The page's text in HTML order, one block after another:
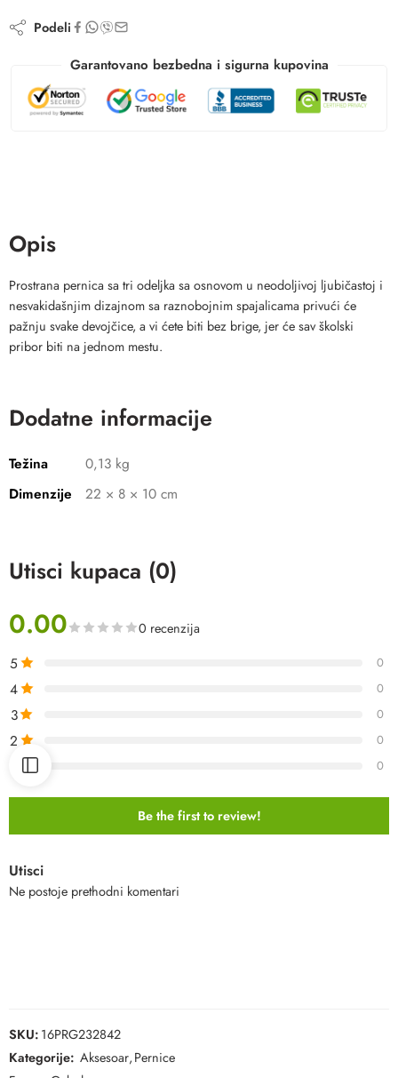
Podeli
Garantovano bezbedna i sigurna kupovina
Opis
Prostrana pernica sa tri odeljka sa osnovom u neodoljivoj ljubičastoj i
nesvakidašnjim dizajnom sa raznobojnim spajalicama privući će
pažnju svake devojčice, a vi ćete biti bez brige, jer će sav školski
pribor biti na jednom mestu.
Dodatne informacije
Težina
0,13 kg
Dimenzije
22 × 8 × 10 cm
Utisci kupaca (0)
0.00 0 recenzija
5 0
4 0
3 0
2 0
0
Be the first to review!
Utisci
Ne postoje prethodni komentari
SKU:16PRG232842
Kategorije: Aksesoar,Pernice